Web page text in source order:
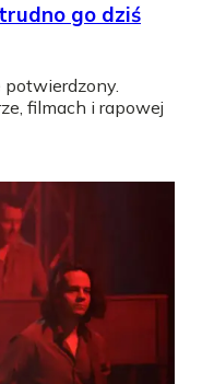
go dziś
filmach i rapowej